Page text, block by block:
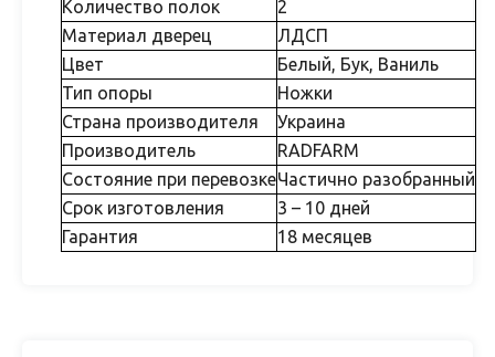
Количество полок
2
Материал дверец
ЛДСП
Цвет
Белый, Бук, Ваниль
Тип опоры
Ножки
Страна производителя
Украина
Производитель
RADFARM
Состояние при перевозкеЧастично разобранный
Срок изготовления
3 – 10 дней
Гарантия
18 месяцев